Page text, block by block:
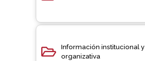
Información institucional y
organizativa